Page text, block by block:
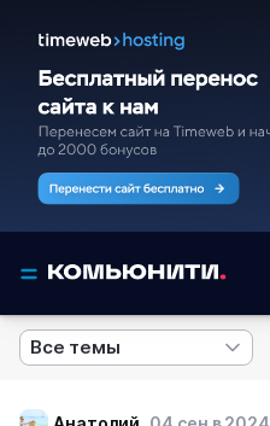
Все темы